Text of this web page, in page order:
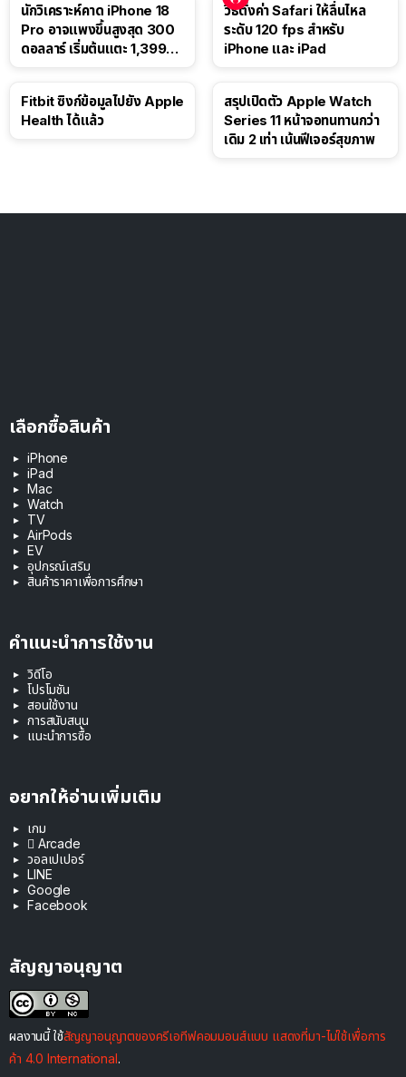
นักวิเคราะห์คาด iPhone 18
Pro อาจแพงขึ้นสูงสุด 300
ดอลลาร์ เริ่มต้นแตะ 1,399
วิธีตั้งค่า Safari ให้ลื่นไหล
ระดับ 120 fps สำหรับ
iPhone และ iPad
Fitbit ซิงก์ข้อมูลไปยัง Apple
Health ได้แล้ว
สรุปเปิดตัว Apple Watch
Series 11 หน้าจอทนทานกว่า
เดิม 2 เท่า เน้นฟีเจอร์สุขภาพ
เลือกซื้อสินค้า
iPhone
iPad
Mac
Watch
TV
AirPods
EV
อุปกรณ์เสริม
สินค้าราคาเพื่อการศึกษา
คำแนะนำการใช้งาน
วิดีโอ
โปรโมชัน
สอนใช้งาน
การสนับสนุน
แนะนำการซื้อ
อยากให้อ่านเพิ่มเติม
เกม
 Arcade
วอลเปเปอร์
LINE
Google
Facebook
สัญญาอนุญาต
ผลงานนี้ ใช้สัญญาอนุญาตของครีเอทีฟคอมมอนส์แบบ แสดงที่มา-ไม่ใช้เพื่อการ
ค้า 4.0 International.